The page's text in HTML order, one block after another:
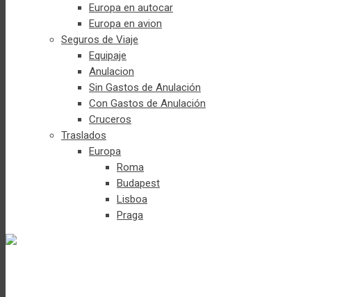
Europa en autocar
Europa en avion
Seguros de Viaje
Equipaje
Anulacion
Sin Gastos de Anulación
Con Gastos de Anulación
Cruceros
Traslados
Europa
Roma
Budapest
Lisboa
Praga